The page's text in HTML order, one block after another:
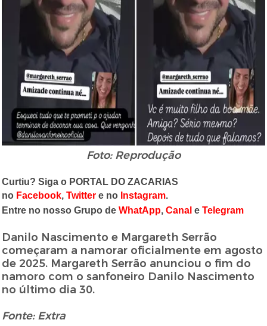
Foto: Reprodução
Curtiu? Siga o PORTAL DO ZACARIAS
no Facebook,Twitter e no Instagram.
Entre no nosso Grupo deWhatApp,Canal eTelegram
Danilo Nascimento e Margareth Serrão
começaram a namorar oficialmente em agosto
de 2025. Margareth Serrão anunciou o fim do
namoro com o sanfoneiro Danilo Nascimento
no último dia 30.
Fonte: Extra